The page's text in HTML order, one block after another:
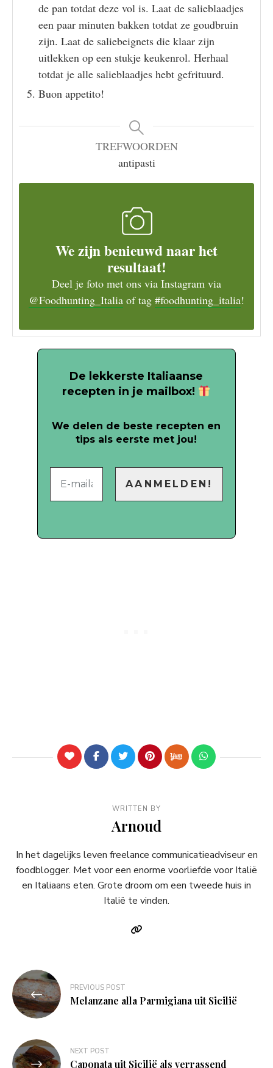
de pan totdat deze vol is. Laat de salieblaadjes
een paar minuten bakken totdat ze goudbruin
zijn. Laat de saliebeignets die klaar zijn
uitlekken op een stukje keukenrol. Herhaal
totdat je alle salieblaadjes hebt gefrituurd.
Buon appetito!
TREFWOORDEN
antipasti
We zijn benieuwd naar het
resultaat!
Deel je foto met ons via Instagram via
@Foodhunting_Italia of tag #foodhunting_italia!
De lekkerste Italiaanse
recepten in je mailbox!
We delen de beste recepten en
tips als eerste met jou!
WRITTEN BY
Arnoud
In het dagelijks leven freelance communicatieadviseur en
foodblogger. Met voor een enorme voorliefde voor Italië
en Italiaans eten. Grote droom om een tweede huis in
Italië te vinden.
Bericht
navigatie
PREVIOUS POST
Melanzane alla Parmigiana uit Sicilië
NEXT POST
Caponata uit Sicilië als verrassend